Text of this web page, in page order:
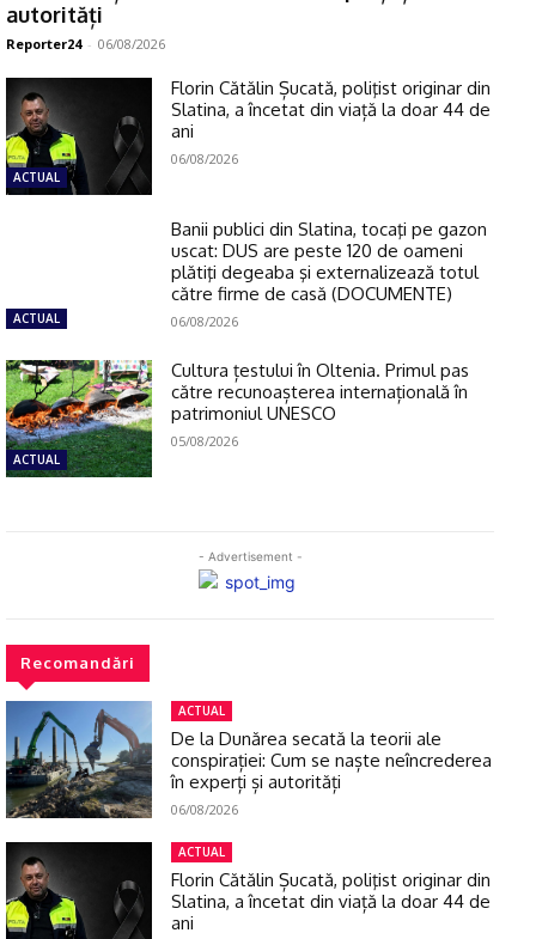
autorități
Reporter24 - 06/08/2026
ACTUAL
Florin Cătălin Șucată, poliţist originar din
Slatina, a încetat din viață la doar 44 de
ani
06/08/2026
ACTUAL
Banii publici din Slatina, tocaţi pe gazon
uscat: DUS are peste 120 de oameni
plătiţi degeaba şi externalizează totul
către firme de casă (DOCUMENTE)
06/08/2026
ACTUAL
Cultura țestului în Oltenia. Primul pas
către recunoașterea internațională în
patrimoniul UNESCO
05/08/2026
- Advertisement -
Recomandări
ACTUAL
De la Dunărea secată la teorii ale
conspirației: Cum se naște neîncrederea
în experți și autorități
06/08/2026
ACTUAL
Florin Cătălin Șucată, poliţist originar din
Slatina, a încetat din viață la doar 44 de
ani